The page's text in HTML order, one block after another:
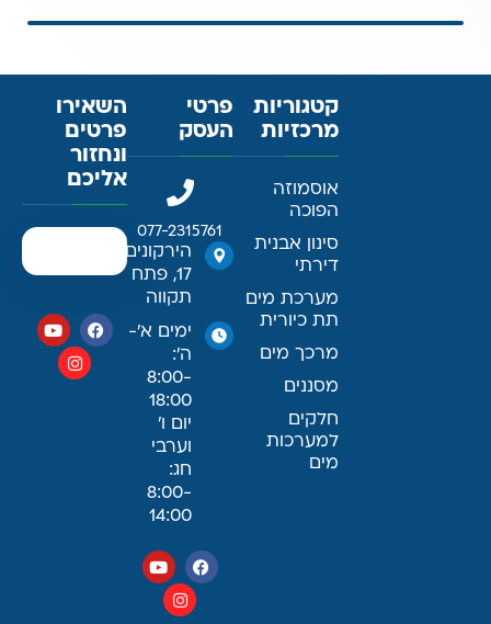
קטגוריות
מרכזיות
אוסמוזה
הפוכה
סינון אבנית
דירתי
מערכת מים
תת כיורית
מרכך מים
מסננים
חלקים
למערכות
מים
פרטי
העסק
077-2315761
הירקונים
17, פתח
תקווה
ימים א׳-
ה׳:
8:00-
18:00
יום ו׳
וערבי
חג:
8:00-
14:00
השאירו
פרטים
ונחזור
אליכם